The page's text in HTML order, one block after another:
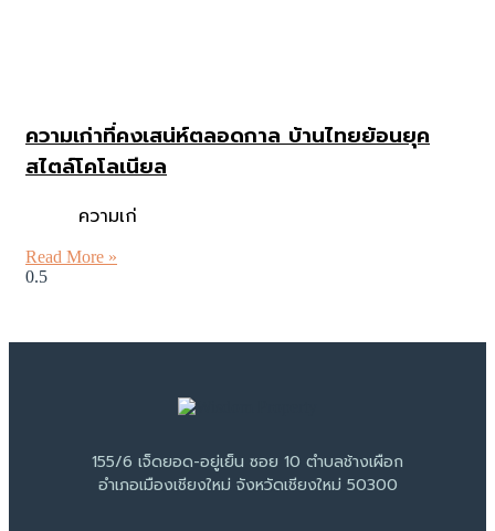
ความเก่าที่คงเสน่ห์ตลอดกาล บ้านไทยย้อนยุค
สไตล์โคโลเนียล
ความเก่
Read More »
155/6 เจ็ดยอด-อยู่เย็น ซอย 10 ตำบลช้างเผือก
อำเภอเมืองเชียงใหม่ จังหวัดเชียงใหม่ 50300